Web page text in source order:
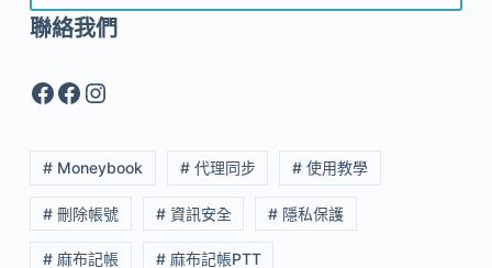
聯絡我們
Facebook
Facebook
Instagram
# Moneybook # 代理同步 # 使用教學
# 刪除帳號 # 資訊安全 # 隱私保護
# 麻布記帳 # 麻布記帳PTT